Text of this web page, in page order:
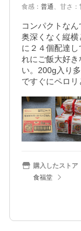
食感 ： 普通 甘さ ：
コンパクトな
奥深くなく縦
に２４個配達
れにご飯大好
い。200g入り
ですぐにペロ
購入したストア
食福堂